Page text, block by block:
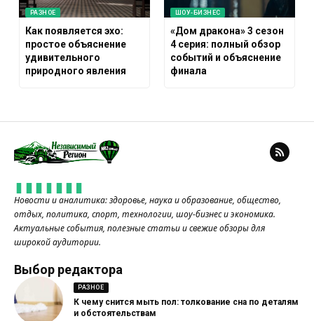
РАЗНОЕ
Как появляется эхо:
простое объяснение
удивительного
природного явления
ШОУ-БИЗНЕС
«Дом дракона» 3 сезон
4 серия: полный обзор
событий и объяснение
финала
Новости и аналитика: здоровье, наука и образование, общество,
отдых, политика, спорт, технологии, шоу-бизнес и экономика.
Актуальные события, полезные статьи и свежие обзоры для
широкой аудитории.
Выбор редактора
РАЗНОЕ
К чему снится мыть пол: толкование сна по деталям
и обстоятельствам